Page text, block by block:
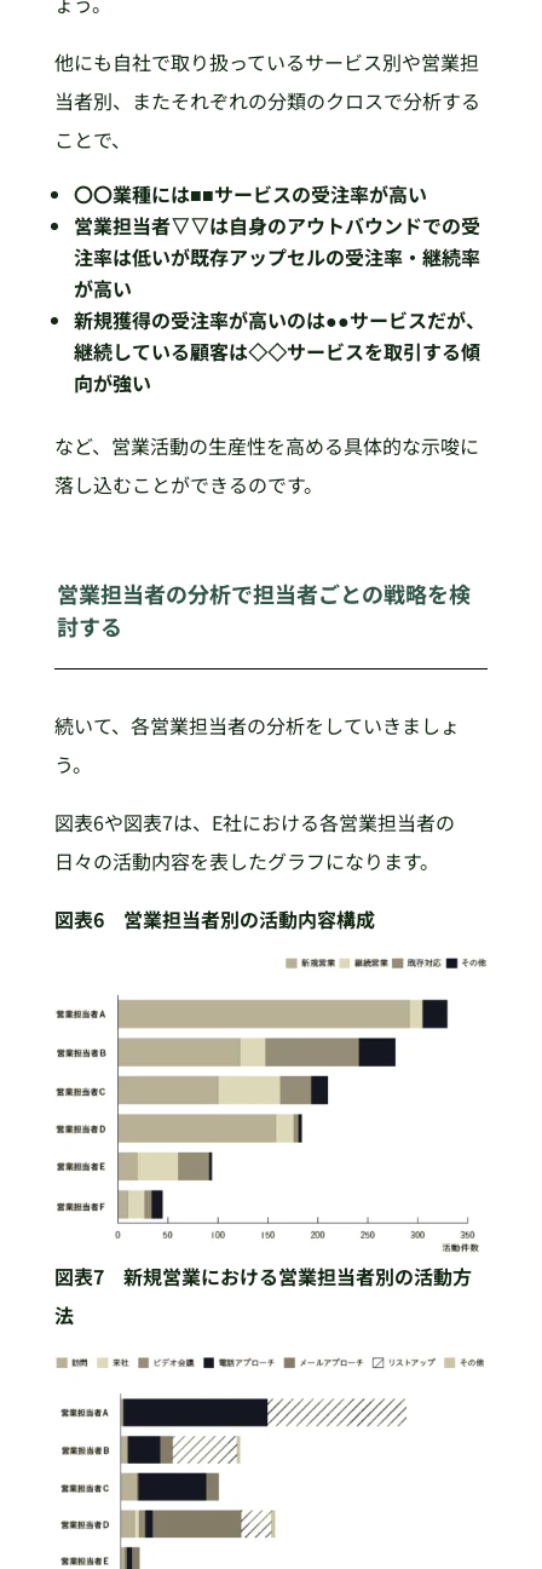
他にも自社で取り扱っているサービス別や営業担
当者別、またそれぞれの分類のクロスで分析する
ことで、
〇〇業種には■■サービスの受注率が高い
営業担当者▽▽は自身のアウトバウンドでの受
注率は低いが既存アップセルの受注率・継続率
が高い
新規獲得の受注率が高いのは●●サービスだが、
継続している顧客は◇◇サービスを取引する傾
向が強い
など、営業活動の生産性を高める具体的な示唆に
落し込むことができるのです。
営業担当者の分析で担当者ごとの戦略を検
討する
続いて、各営業担当者の分析をしていきましょ
う。
図表6や図表7は、E社における各営業担当者の
日々の活動内容を表したグラフになります。
図表6 営業担当者別の活動内容構成
図表7 新規営業における営業担当者別の活動方
法